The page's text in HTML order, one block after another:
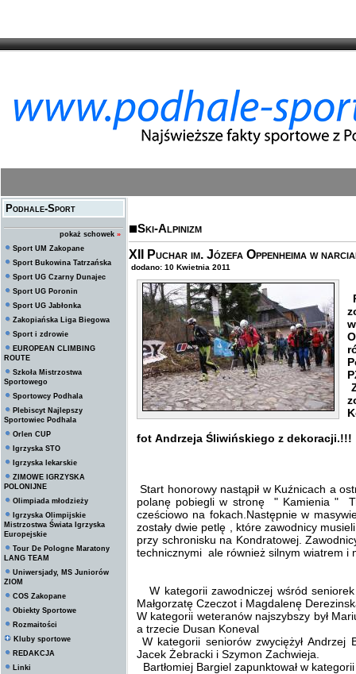
Podhale-Sport
pokaż schowek »
Sport UM Zakopane
Sport Bukowina Tatrzańska
Sport UG Czarny Dunajec
Sport UG Poronin
Sport UG Jabłonka
Zakopiańska Liga Biegowa
Sport i zdrowie
EUROPEAN CLIMBING
ROUTE
Szkoła Mistrzostwa
Sportowego
Sportowcy Podhala
Plebiscyt Najlepszy
Sportowiec Podhala
Orlen CUP
Igrzyska STO
Igrzyska lekarskie
ZIMOWE IGRZYSKA
POLONIJNE
Olimpiada młodzieży
Igrzyska Olimpijskie
Mistrzostwa Świata Igrzyska
Europejskie
Tour De Pologne Maratony
LANG TEAM
Uniwersjady, MS Juniorów
ZIOM
COS Zakopane
Obiekty Sportowe
Rozmaitości
Kluby sportowe
REDAKCJA
Linki
Ski-Alpinizm
XII Puchar im. Józefa Oppenheima w
dodano: 10 Kwietnia 2011
fot Andrzeja Śliwińskiego z dekoracji.!!!
Start honorowy nastąpił w Kuźnicach a
polanę pobiegli w stronę " Kamienia "
cześciowo na fokach.Następnie w
zostały dwie petlę , które zawodnicy
przy schronisku na Kondratowej.
technicznymi ale również silnym wiatrem i
W kategorii zawodniczej wśród seniorek
Małgorzatę Czeczot i Magdalenę
W kategorii weteranów najszybszy był
a trzecie Dusan Koneval
W kategorii seniorów zwyciężył
Jacek Żebracki i Szymon Zachwieja.
Bartłomiej Bargiel zapunktował w